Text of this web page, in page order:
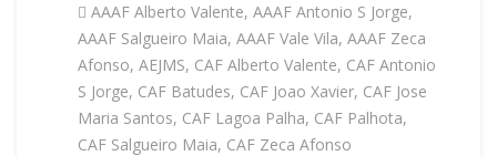
AAAF Alberto Valente, AAAF Antonio S Jorge,
AAAF Salgueiro Maia, AAAF Vale Vila, AAAF Zeca
Afonso, AEJMS, CAF Alberto Valente, CAF Antonio
S Jorge, CAF Batudes, CAF Joao Xavier, CAF Jose
Maria Santos, CAF Lagoa Palha, CAF Palhota,
CAF Salgueiro Maia, CAF Zeca Afonso